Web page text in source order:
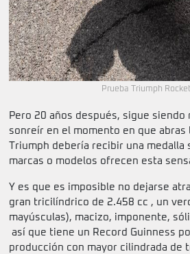
Prueba Triumph
Pero 20 años después, sigue siendo
sonreír en el momento en que abras
Triumph debería recibir una medalla
marcas o modelos ofrecen esta
Y es que es imposible no dejarse
gran tricilíndrico de 2.458 cc , un
mayúsculas), macizo, imponente,
así que tiene un Record Guinness
producción con mayor cilindrada de